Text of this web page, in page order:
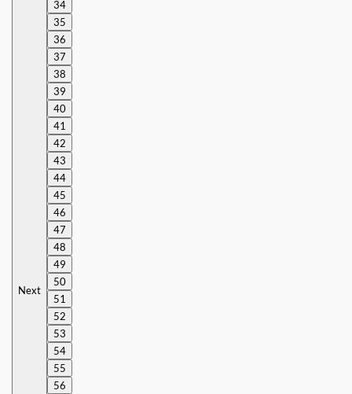
Next
34
35
36
37
38
39
40
41
42
43
44
45
46
47
48
49
50
51
52
53
54
55
56